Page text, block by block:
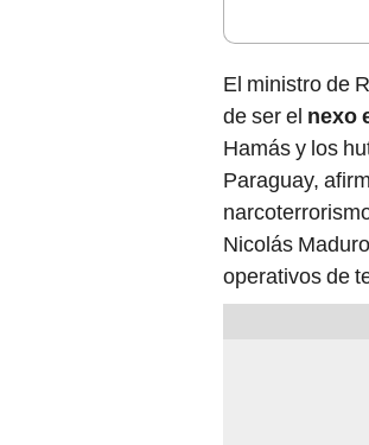
El ministro de
de ser el nexo
Hamás y los
Paraguay,
Nicolás
operativos de